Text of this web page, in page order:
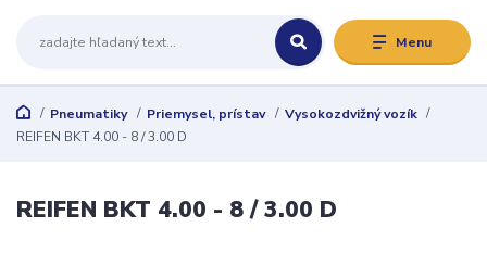
Menu
Pneumatiky Priemysel, prístav
Vysokozdvižný vozík
REIFEN BKT 4.00 - 8 / 3.00 D
REIFEN BKT 4.00 - 8 / 3.00 D